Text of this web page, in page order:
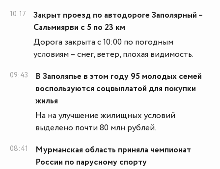
10:17
Закрыт проезд по автодороге Заполярный –
Сальмиярви с 5 по 23 км
Дорога закрыта с 10:00 по погодным
условиям – снег, ветер, плохая видимость.
09:43
В Заполяпье в этом году 95 молодых семей
воспользуются соцвыплатой для покупки
жилья
На на улучшение жилищных условий
выделено почти 80 млн рублей.
08:41
Мурманская область приняла чемпионат
России по парусному спорту